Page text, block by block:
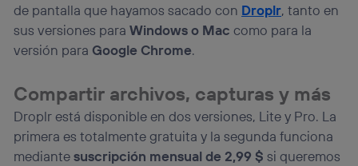
de pantalla que hayamos sacado con Droplr, tanto en
sus versiones paraWindows o Mac como para la
versión para Google Chrome.
Compartir archivos, capturas y más
Droplr está disponible en dos versiones, Lite y Pro. La
primera es totalmente gratuita y la segunda funciona
mediantesuscripción mensual de 2,99 $ si queremos